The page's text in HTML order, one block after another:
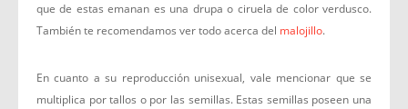
que de estas emanan es una drupa o ciruela de color verdusco.
También te recomendamos ver todo acerca del malojillo.
En cuanto a su reproducción unisexual, vale mencionar que se
multiplica por tallos o por las semillas. Estas semillas poseen una